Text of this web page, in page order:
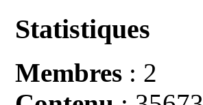
Statistiques
Membres : 2